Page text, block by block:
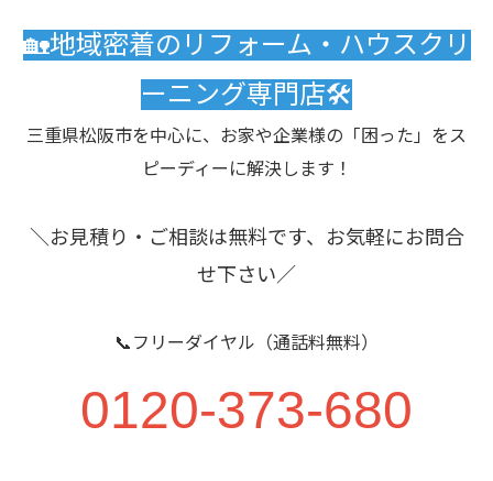
🏡地域密着のリフォーム・ハウスクリ
ーニング専門店🛠️
三重県松阪市を中心に、お家や企業様の「困った」をス
ピーディーに解決します！
＼お見積り・ご相談は無料です、お気軽にお問合
せ下さい／
📞フリーダイヤル（通話料無料）
0120-373-680